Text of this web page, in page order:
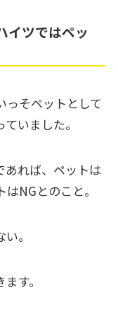
イツではペッ
っそペットとして
いました。
あれば、ペットは
NGとのこと。
。
す。